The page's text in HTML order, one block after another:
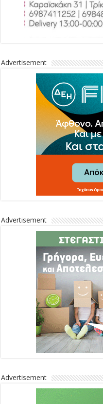
Advertisement
Advertisement
Advertisement